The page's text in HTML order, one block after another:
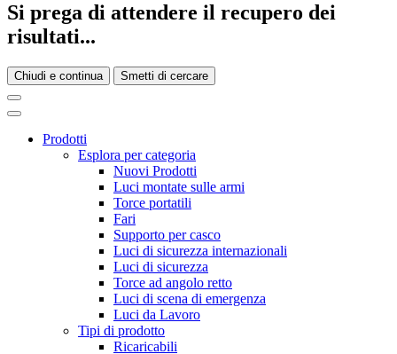
Si prega di attendere il recupero dei
risultati...
Chiudi e continua Smetti di cercare
Prodotti
Esplora per categoria
Nuovi Prodotti
Luci montate sulle armi
Torce portatili
Fari
Supporto per casco
Luci di sicurezza internazionali
Luci di sicurezza
Torce ad angolo retto
Luci di scena di emergenza
Luci da Lavoro
Tipi di prodotto
Ricaricabili